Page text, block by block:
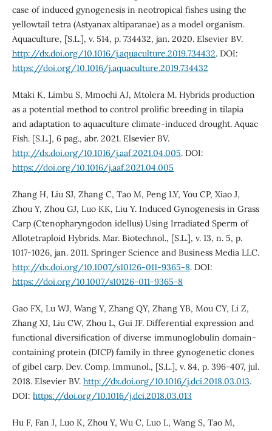
case of induced gynogenesis in neotropical fishes using the
yellowtail tetra (Astyanax altiparanae) as a model organism.
Aquaculture, [S.L.], v. 514, p. 734432, jan. 2020. Elsevier BV.
http://dx.doi.org/10.1016/j.aquaculture.2019.734432. DOI:
https://doi.org/10.1016/j.aquaculture.2019.734432
Mtaki K, Limbu S, Mmochi AJ, Mtolera M. Hybrids production
as a potential method to control prolific breeding in tilapia
and adaptation to aquaculture climate-induced drought. Aquac
Fish. [S.L.], 6 pag., abr. 2021. Elsevier BV.
http://dx.doi.org/10.1016/j.aaf.2021.04.005. DOI:
https://doi.org/10.1016/j.aaf.2021.04.005
Zhang H, Liu SJ, Zhang C, Tao M, Peng LY, You CP, Xiao J,
Zhou Y, Zhou GJ, Luo KK, Liu Y. Induced Gynogenesis in Grass
Carp (Ctenopharyngodon idellus) Using Irradiated Sperm of
Allotetraploid Hybrids. Mar. Biotechnol., [S.L.], v. 13, n. 5, p.
1017-1026, jan. 2011. Springer Science and Business Media LLC.
http://dx.doi.org/10.1007/s10126-011-9365-8. DOI:
https://doi.org/10.1007/s10126-011-9365-8
Gao FX, Lu WJ, Wang Y, Zhang QY, Zhang YB, Mou CY, Li Z,
Zhang XJ, Liu CW, Zhou L, Gui JF. Differential expression and
functional diversification of diverse immunoglobulin domain-
containing protein (DICP) family in three gynogenetic clones
of gibel carp. Dev. Comp. Immunol., [S.L.], v. 84, p. 396-407, jul.
2018. Elsevier BV. http://dx.doi.org/10.1016/j.dci.2018.03.013.
DOI: https://doi.org/10.1016/j.dci.2018.03.013
Hu F, Fan J, Luo K, Zhou Y, Wu C, Luo L, Wang S, Tao M,